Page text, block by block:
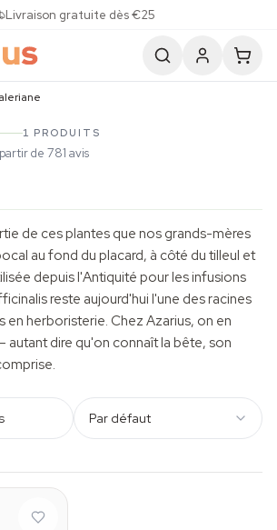
Livraison gratuite dès €25
1 PRODUITS
de 781 avis
de ces plantes que nos grands-mères
au fond du placard, à côté du tilleul et
depuis l'Antiquité pour les infusions
reste aujourd'hui l'une des racines
en herboristerie. Chez Azarius, on en
autant dire qu'on connaît la bête, son
Par défaut